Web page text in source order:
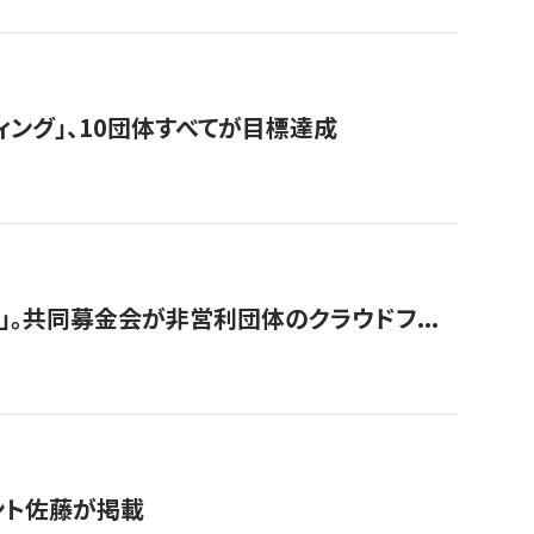
グ」、10団体すべてが目標達成
。共同募金会が非営利団体のクラウドフ...
佐藤が掲載